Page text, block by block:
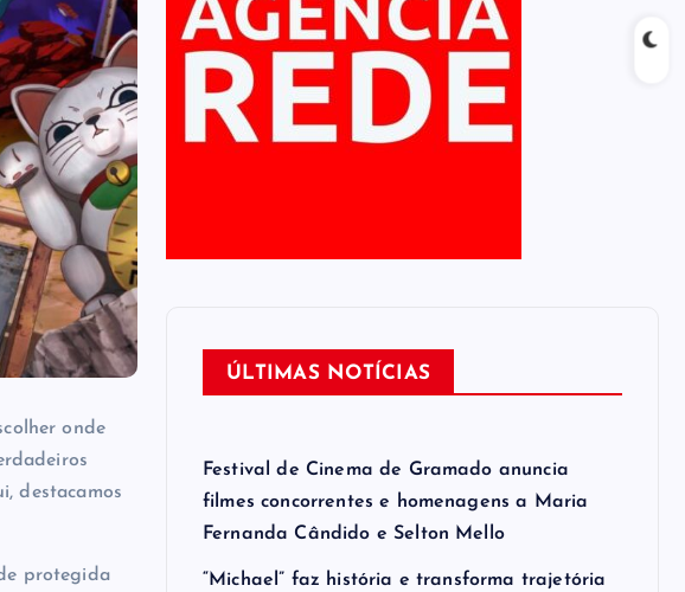
onde
destacamos
protegida
ÚLTIMAS NOTÍCIAS
Festival de Cinema de Gramado anuncia
filmes concorrentes e homenagens a Maria
Fernanda Cândido e Selton Mello
“Michael” faz história e transforma trajetória